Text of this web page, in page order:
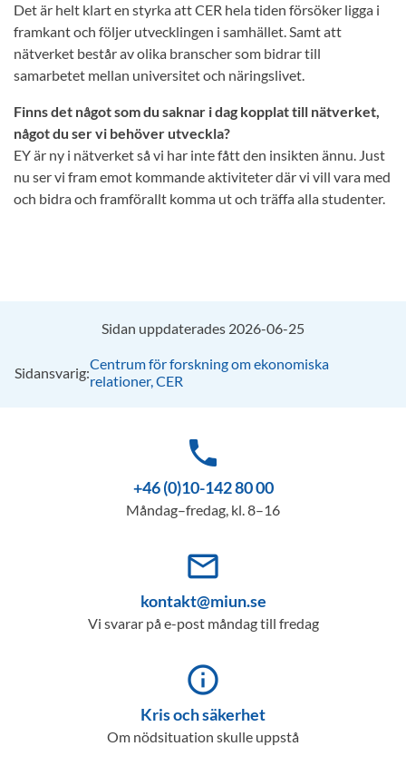
Det är helt klart en styrka att CER hela tiden försöker ligga i
framkant och följer utvecklingen i samhället. Samt att
nätverket består av olika branscher som bidrar till
samarbetet mellan universitet och näringslivet.
Finns det något som du saknar i dag kopplat till nätverket,
något du ser vi behöver utveckla?
EY är ny i nätverket så vi har inte fått den insikten ännu. Just
nu ser vi fram emot kommande aktiviteter där vi vill vara med
och bidra och framförallt komma ut och träffa alla studenter.
Sidan uppdaterades 2026-06-25
Sidansvarig:Centrum för forskning om ekonomiska
relationer, CER
phone
+46 (0)10-142 80 00
Måndag–fredag, kl. 8–16
mail_outline
kontakt@miun.se
Vi svarar på e-post måndag till fredag
info_outline
Kris och säkerhet
Om nödsituation skulle uppstå